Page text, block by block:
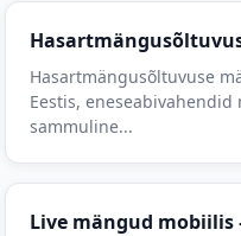
Hasartmängusõltuvuse
Eestis,
sammuline...
Live mängud mobiilis